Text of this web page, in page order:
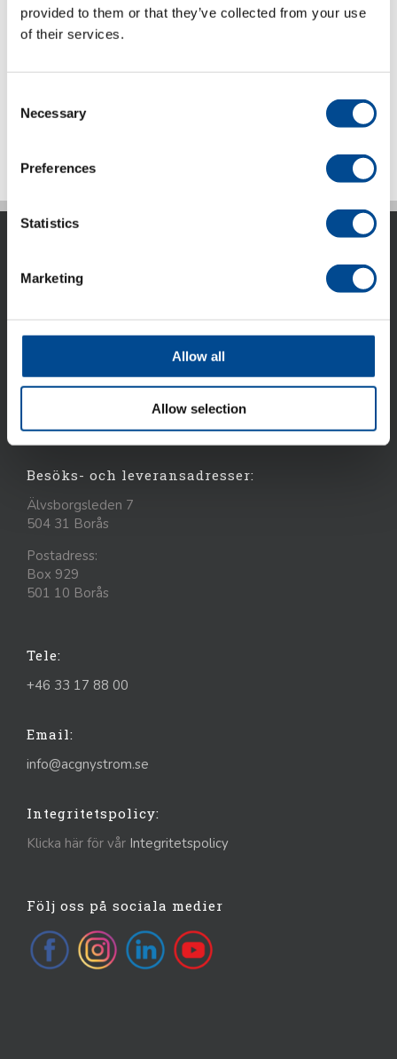
provided to them or that they’ve collected from your use
of their services.
Selection
Necessary
Preferences
Statistics
Marketing
Allow all
Allow selection
ACG Nyström AB är idag ett internationellt företag som
marknadsför avancerad utrustning, system och kunskap
till den tillverkande industrin. ACG Nyström har idag 6
dotterbolag, verksamma i Finland, Danmark, Baltikum,
Besöks- och leveransadresser:
Älvsborgsleden 7
504 31 Borås
Postadress:
Box 929
501 10 Borås
Tele:
+46 33 17 88 00
Email:
info@acgnystrom.se
Integritetspolicy:
Klicka här för vår Integritetspolicy
Följ oss på sociala medier